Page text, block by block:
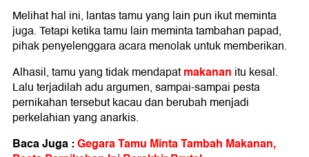
Melihat hal ini, lantas tamu yang lain pun ikut meminta
juga. Tetapi ketika tamu lain meminta tambahan papad,
pihak penyelenggara acara menolak untuk memberikan.
Alhasil, tamu yang tidak mendapatmakanan itu kesal.
Lalu terjadilah adu argumen, sampai-sampai pesta
pernikahan tersebut kacau dan berubah menjadi
perkelahian yang anarkis.
Baca Juga :Gegara Tamu Minta Tambah Makanan,